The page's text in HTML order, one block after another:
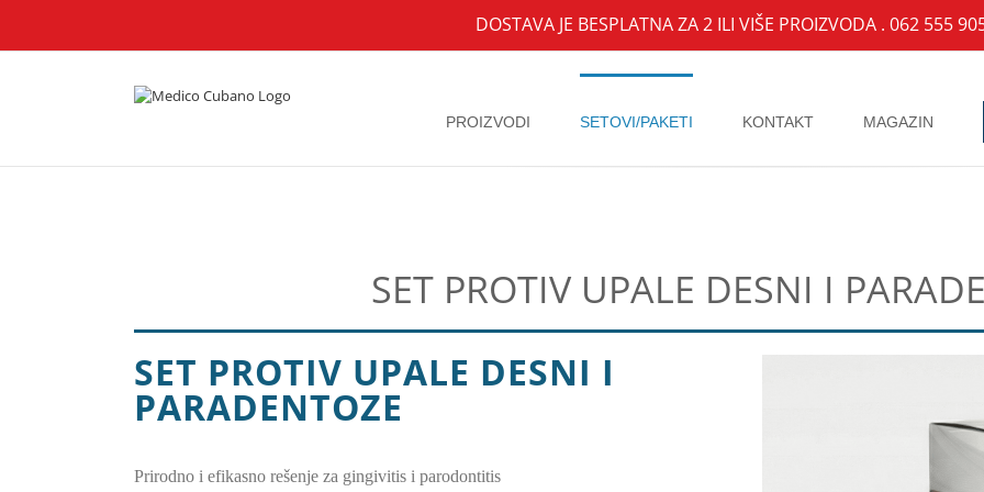
content
DOSTAVA JE BESPLATNA ZA 2 ILI VIŠE PROIZVODA . 062 555
PROIZVODI SETOVI/PAKETI KONTAKT MAGAZIN
SET PROTIV UPALE DESNI I
SET PROTIV UPALE DESNI I
PARADENTOZE
Prirodno i efikasno rešenje za gingivitis i parodontitis